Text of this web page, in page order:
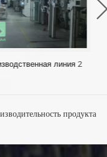
линия 2
продукта